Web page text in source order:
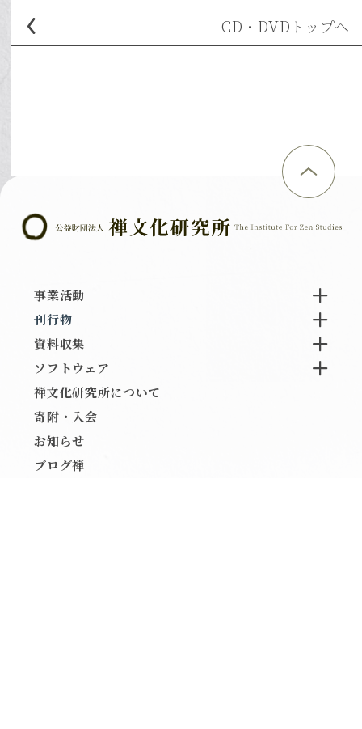
CD・DVD トップへ
事業活動
刊行物
資料収集
ソフトウェア
禅文化研究所について
寄附・入会
お知らせ
ブログ禅